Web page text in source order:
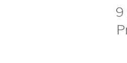
9